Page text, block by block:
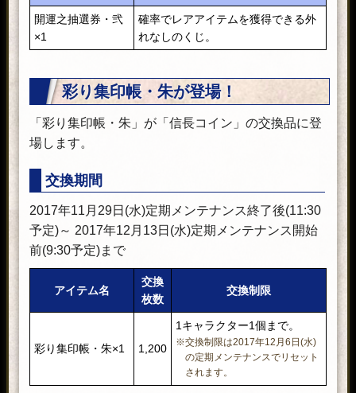
開運之抽選券・弐
×1
確率でレアアイテムを獲得できる外
れなしのくじ。
彩り集印帳・朱が登場！
「彩り集印帳・朱」が「信長コイン」の交換品に登
場します。
交換期間
2017年11月29日(水)定期メンテナンス終了後(11:30
予定)～ 2017年12月13日(水)定期メンテナンス開始
前(9:30予定)まで
アイテム名
交換
枚数
交換制限
彩り集印帳・朱×1 1,200
1キャラクター1個まで。
※交換制限は2017年12月6日(水)
の定期メンテナンスでリセット
されます。